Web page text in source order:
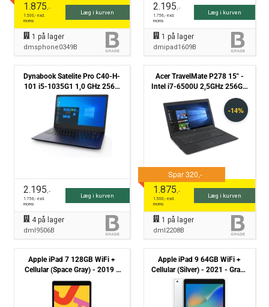
1.875,-
1.500,- excl.
moms
Læg i kurven
1 på lager
dmsphone0349B
2.195,-
1.756,- excl.
moms
Læg i kurven
1 på lager
dmipad1609B
Dynabook Satelite Pro C40-H-
101 i5-1035G1 1,0 GHz 256G
NVMe 8GB Win11 Pro - Grade B
2.195,-
1.756,- excl.
moms
Læg i kurven
4på lager
dml9506B
Acer TravelMate P278 15" -
Intel i7-6500U 2,5GHz 256GB
SSD 8GB Win10 Pro - Grade B
1.875,-
1.500,- excl.
moms
Læg i kurven
1 på lager
dml2208B
Apple iPad 7 128GB WiFi +
Cellular (Space Gray) - 2019 -
Grade B
Apple iPad 9 64GB WiFi +
Cellular (Silver) - 2021 - Grade
B